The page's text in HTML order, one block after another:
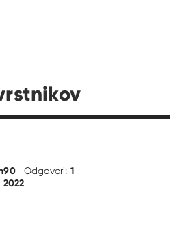
Odgovori: 1
2022